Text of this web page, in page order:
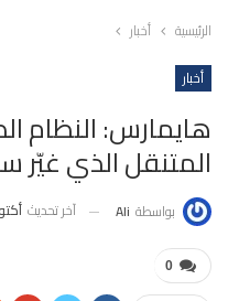
الرئيسية
أخبار
أخبار
هايمارس: النظام
المتنقل الذي غيّر
بواسطة Ali آخر تحديث أكتوبر
0